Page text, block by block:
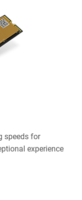
speeds for
experience